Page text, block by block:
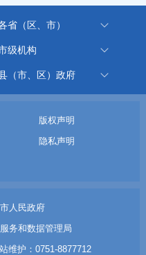
省（区、市）
级机构
（市、区）政府
版权声明
隐私声明
人民政府
务和数据管理局
维护：0751-8877712